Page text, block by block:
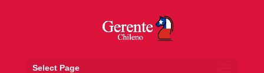
Select Page